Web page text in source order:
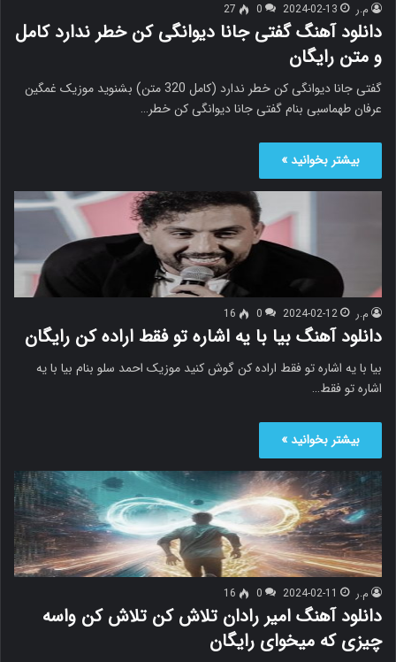
م.ر 2024-02-13
0
27
دانلود آهنگ گفتی جانا دیوانگی کن خطر ندارد کامل
و متن رایگان
گفتی جانا دیوانگی کن خطر ندارد (کامل 320 متن) بشنوید موزیک غمگین
عرفان طهماسبی بنام گفتی جانا دیوانگی کن خطر…
بیشتر بخوانید »
م.ر 2024-02-12
0
16
دانلود آهنگ بیا با یه اشاره تو فقط اراده کن رایگان
بیا با یه اشاره تو فقط اراده کن گوش کنید موزیک احمد سلو بنام بیا با یه
اشاره تو فقط…
بیشتر بخوانید »
م.ر 2024-02-11
0
16
دانلود آهنگ امیر رادان تلاش کن تلاش کن واسه
چیزی که میخوای رایگان